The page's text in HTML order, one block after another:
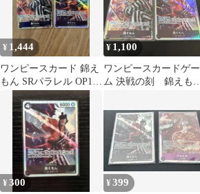
¥ 1,444
ワンピースカード 錦え
もん SRパラレル OP16-
082
¥ 1,100
ワンピースカードゲー
ム 決戦の刻 錦えもん
¥300 ¥399